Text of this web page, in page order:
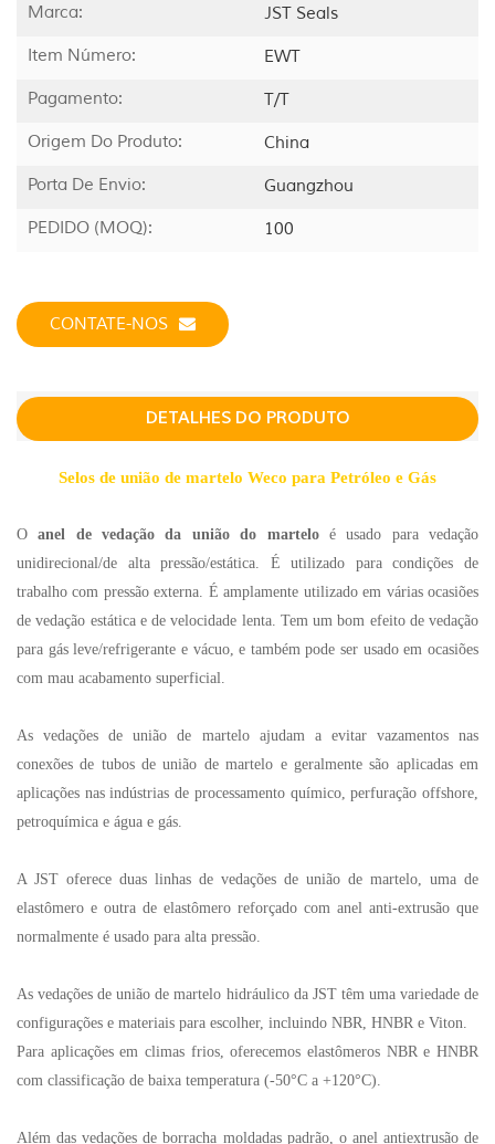
Marca:
JST Seals
Item Número:
EWT
Pagamento:
T/T
Origem Do Produto:
China
Porta De Envio:
Guangzhou
PEDIDO (MOQ):
100
CONTATE-NOS
DETALHES DO PRODUTO
Selos de união de martelo Weco para Petróleo e Gás
Oanel de vedação da união do marteloé usado para vedação
unidirecional/de alta pressão/estática. É utilizado para condições de
trabalho com pressão externa. É amplamente utilizado em várias ocasiões
de vedação estática e de velocidade lenta. Tem um bom efeito de vedação
para gás leve/refrigerante e vácuo, e também pode ser usado em ocasiões
com mau acabamento superficial.
As vedações de união de martelo ajudam a evitar vazamentos nas
conexões de tubos de união de martelo e geralmente são aplicadas em
aplicações nas indústrias de processamento químico, perfuração offshore,
petroquímica e água e gás.
A JST oferece duas linhas de vedações de união de martelo, uma de
elastômero e outra de elastômero reforçado com anel anti-extrusão que
normalmente é usado para alta pressão.
As vedações de união de martelo hidráulico da JST têm uma variedade de
configurações e materiais para escolher, incluindo NBR, HNBR e Viton.
Para aplicações em climas frios, oferecemos elastômeros NBR e HNBR
com classificação de baixa temperatura (-50°C a +120°C).
Além das vedações de borracha moldadas padrão, o anel antiextrusão de